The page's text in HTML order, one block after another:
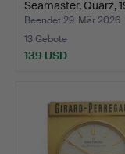
Seamaster, Quarz,
Beendet 29. Mär 2026
13 Gebote
139 USD